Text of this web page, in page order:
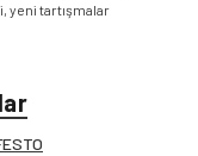
yeni tartışmalar